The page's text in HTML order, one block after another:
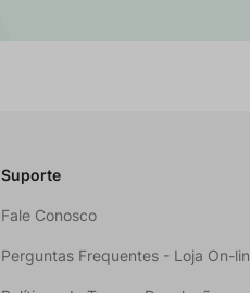
Suporte
Fale Conosco
Perguntas Frequentes - Loja On-